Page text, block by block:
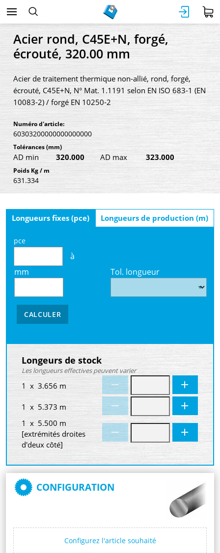
Acier rond, C45E+N, forgé,
écrouté, 320.00 mm
Acier de traitement thermique non-allié, rond, forgé,
écrouté, C45E+N, N° Mat. 1.1191 selon EN ISO 683-1 (EN
10083-2) / forgé EN 10250-2
Numéro d'article:
60303200000000000000
Tolérances(mm)
AD min 320.000 AD max 323.000
Poids Kg / m
631.334
Longueurs fixes (pce) Longueurs de production (m)
pce
à
mm
Tol. longueur
CALCULER
Longeurs de stock
Les longueurs effectives peuvent varier
1 x 3.656 m
1 x 5.373 m
1 x 5.500 m
[extrémités droites
d'deux côté]
CONFIGURATION
Configurez l'article souhaité